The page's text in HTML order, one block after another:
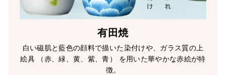
有田焼
白い磁肌と藍色の顔料で描いた染付けや、ガラス質の上
絵具 （赤、緑、黄、紫、青） を用いた華やかな赤絵が特
徴。